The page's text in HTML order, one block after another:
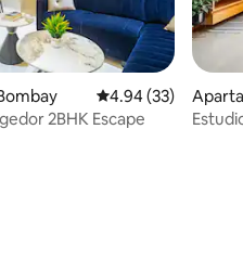
Calificación
4.94 (33)
2BHK Escape